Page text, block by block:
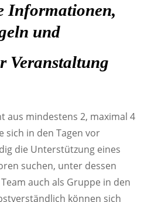
Informationen,
und
Veranstaltung
aus mindestens 2, maximal 4
sich in den Tagen vor
die Unterstützung eines
suchen, unter dessen
auch als Gruppe in den
können sich